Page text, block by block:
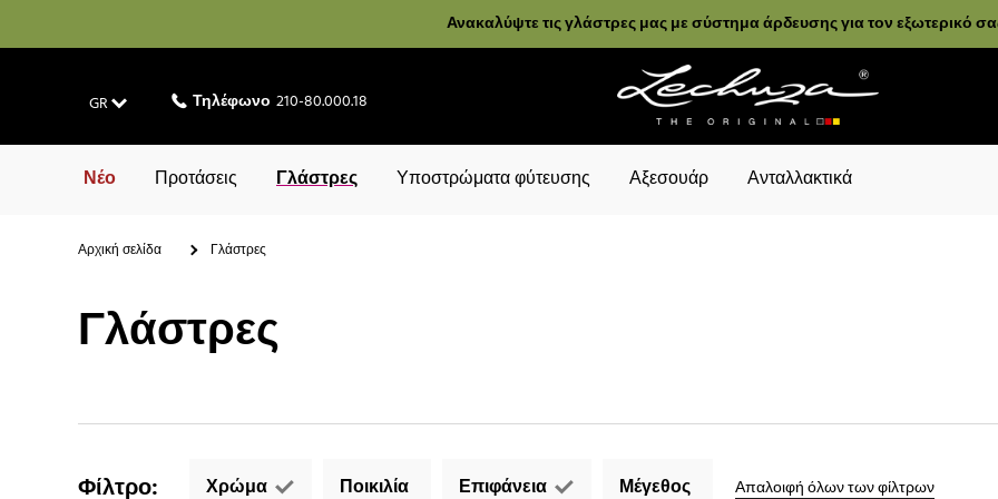
Ανακαλύψτε τις γλάστρες μας με σύστημα άρδευσης για τον εξωτερικό
GR Τηλέφωνο 210-80.000.18
Νέο Προτάσεις Γλάστρες Υποστρώματα φύτευσης Αξεσουάρ Ανταλλακτικά
Αρχική σελίδα Γλάστρες
Γλάστρες
Φίλτρο: Χρώμα Ποικιλία Επιφάνεια Μέγεθος Απαλοιφή όλων των φίλτρων